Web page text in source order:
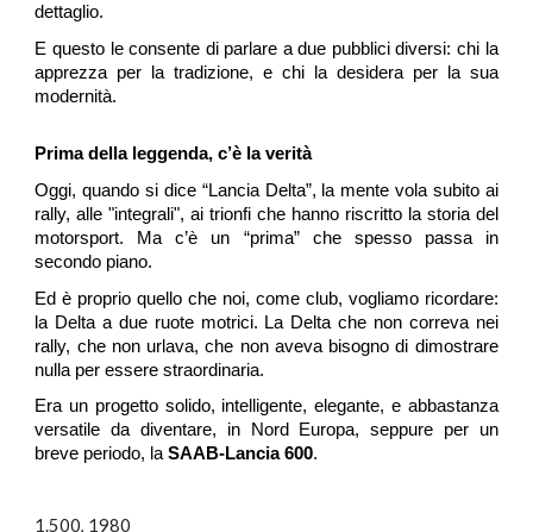
dettaglio.
E questo le consente di parlare a due pubblici diversi: chi la
apprezza per la tradizione, e chi la desidera per la sua
modernità.
Prima della leggenda, c’è la verità
Oggi, quando si dice “Lancia Delta”, la mente vola subito ai
rally, alle "integrali", ai trionfi che hanno riscritto la storia del
motorsport. Ma c’è un “prima”
che spesso passa in
secondo piano.
Ed è proprio quello che noi, come club, vogliamo ricordare:
la Delta a due ruote motrici. La Delta che non correva nei
rally, che non urlava, che non aveva bisogno di dimostrare
nulla per essere straordinaria.
Era un progetto solido, intelligente, elegante, e abbastanza
versatile da diventare, in Nord Europa, seppure per un
breve periodo, laSAAB-Lancia 600.
1.500, 1980